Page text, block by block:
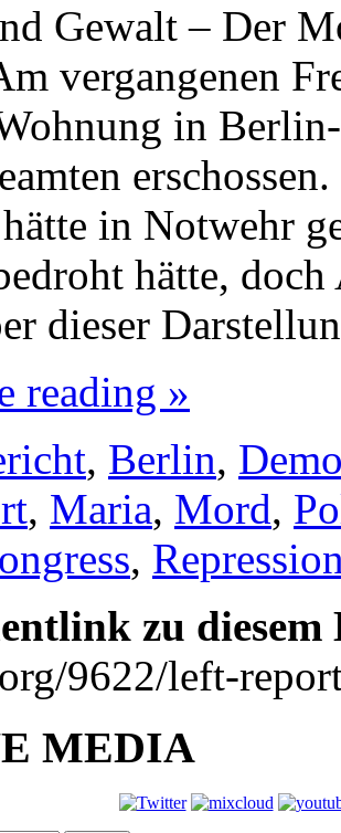
Gewalt – Der
vergangenen
in
in Notwehr
hätte,
dieser
reading »
, Berlin,
, Maria, Mord,
,
zu
9622/left-
MEDIA